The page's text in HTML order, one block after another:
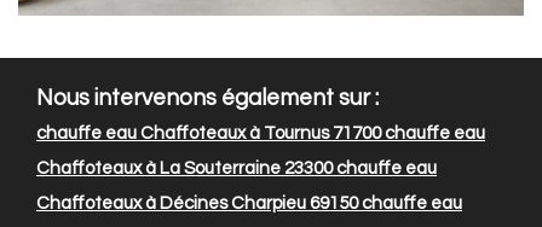
Nous intervenons également sur :
chauffe eau Chaffoteaux à Tournus 71700chauffe eau
Chaffoteaux à La Souterraine 23300chauffe eau
Chaffoteaux à Décines Charpieu 69150chauffe eau